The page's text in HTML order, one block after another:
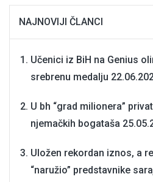
NAJNOVIJI ČLANCI
Učenici iz BiH na Genius
srebrenu medalju
U bh “grad milionera”
njemačkih bogataša
Uložen rekordan iznos, a
“naružio” predstavnike